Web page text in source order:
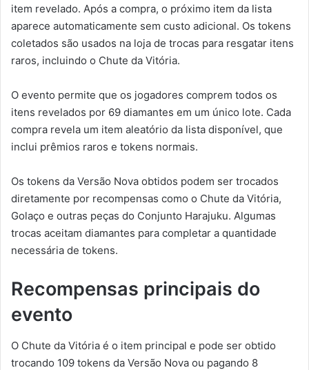
item revelado. Após a compra, o próximo item da lista
aparece automaticamente sem custo adicional. Os tokens
coletados são usados na loja de trocas para resgatar itens
raros, incluindo o Chute da Vitória.
O evento permite que os jogadores comprem todos os
itens revelados por 69 diamantes em um único lote. Cada
compra revela um item aleatório da lista disponível, que
inclui prêmios raros e tokens normais.
Os tokens da Versão Nova obtidos podem ser trocados
diretamente por recompensas como o Chute da Vitória,
Golaço e outras peças do Conjunto Harajuku. Algumas
trocas aceitam diamantes para completar a quantidade
necessária de tokens.
Recompensas principais do
evento
O Chute da Vitória é o item principal e pode ser obtido
trocando 109 tokens da Versão Nova ou pagando 8